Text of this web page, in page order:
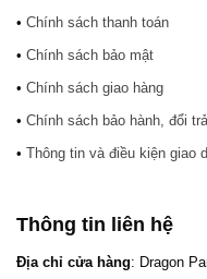
• Chính sách thanh toán
• Chính sách bảo mật
• Chính sách giao hàng
• Chính sách bảo hành, đổi trả
• Thông tin và điều kiện giao
Thông tin liên hệ
Địa chỉ cửa hàng: Dragon